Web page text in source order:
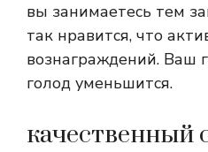
вы занимаетесь тем
так нравится, что
вознаграждений. Ваш
голод уменьшится.
качественный